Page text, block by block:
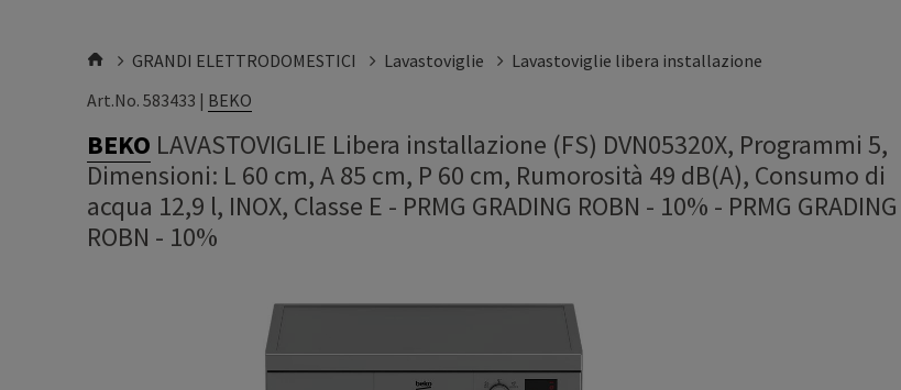
GRANDI ELETTRODOMESTICI Lavastoviglie
Lavastoviglie libera installazione
Art.No. 583433 | BEKO
BEKO LAVASTOVIGLIE Libera installazione (FS) DVN05320X, Programmi 5,
Dimensioni: L 60 cm, A 85 cm, P 60 cm, Rumorosità 49 dB(A), Consumo di
acqua 12,9 l, INOX, Classe E - PRMG GRADING ROBN - 10% - PRMG GRADING
ROBN - 10%